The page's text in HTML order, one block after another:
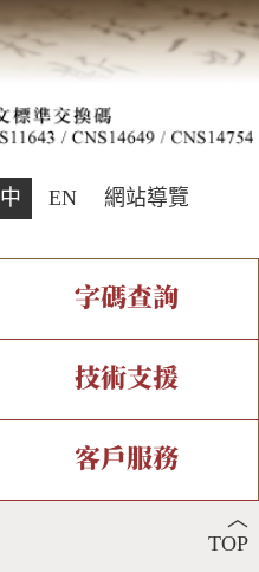
中 EN 網站導覽
全字庫現況
專有名詞介紹
字碼查詢
部件查詢
注音查詢
技術支援
造字解決方案
轉碼Web Service
客戶服務
︿
TOP